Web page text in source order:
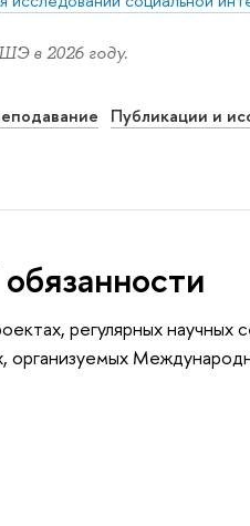
в 2026 году.
Публикации и
регулярных
организуемых